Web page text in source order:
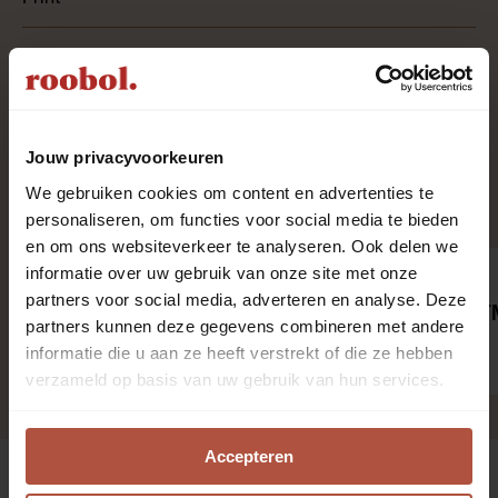
Jouw privacyvoorkeuren
We gebruiken cookies om content en advertenties te
personaliseren, om functies voor social media te bieden
en om ons websiteverkeer te analyseren. Ook delen we
informatie over uw gebruik van onze site met onze
partners voor social media, adverteren en analyse. Deze
partners kunnen deze gegevens combineren met andere
informatie die u aan ze heeft verstrekt of die ze hebben
verzameld op basis van uw gebruik van hun services.
Accepteren
Laagpolig
Aanbevolen producten
Antislip Finistop 180 x
290 cm
€ 38,95
per stuk
Tapijtreiniger
€ 9,95
per stuk